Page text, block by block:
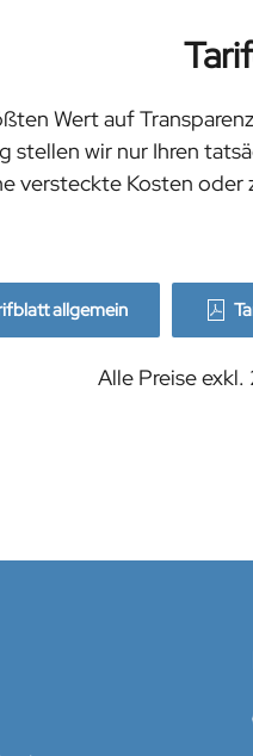
Wert auf
stellen wir nur Ihren
versteckte Kosten oder
allgemein
Alle Preise exkl.